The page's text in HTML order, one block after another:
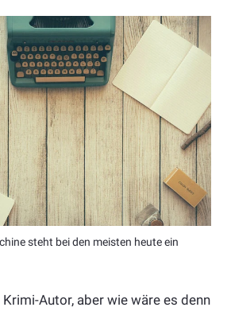
steht bei den meisten heute ein
Autor, aber wie wäre es denn